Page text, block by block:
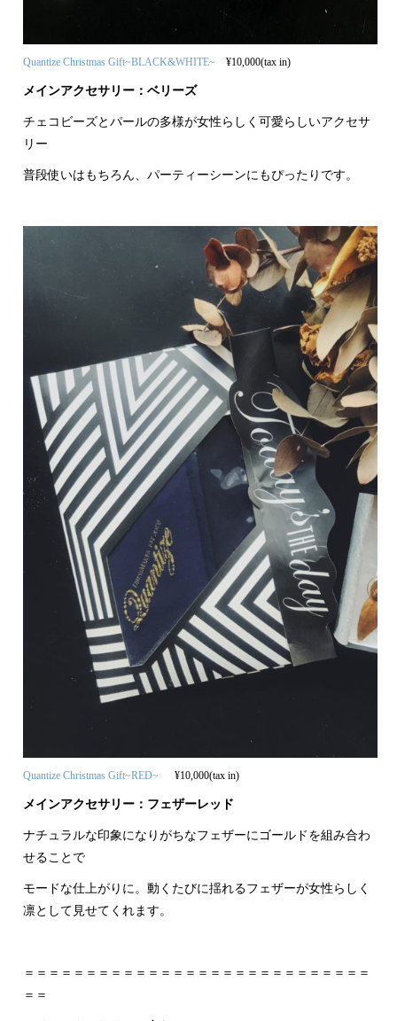
Quantize Christmas Gift~BLACK&WHITE~ ¥10,000(tax in)
メインアクセサリー：ベリーズ
チェコビーズとパールの多様が女性らしく可愛らしいアクセサ
リー
普段使いはもちろん、パーティーシーンにもぴったりです。
Quantize Christmas Gift~RED~ ¥10,000(tax in)
メインアクセサリー：フェザーレッド
ナチュラルな印象になりがちなフェザーにゴールドを組み合わ
せることで
モードな仕上がりに。動くたびに揺れるフェザーが女性らしく
凛として見せてくれます。
＝＝＝＝＝＝＝＝＝＝＝＝＝＝＝＝＝＝＝＝＝＝＝＝＝＝＝＝
＝＝